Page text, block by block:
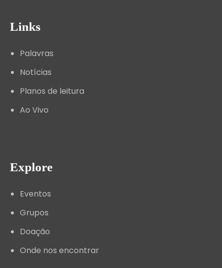
Links
Palavras
Notícias
Planos de leitura
Ao Vivo
Explore
Eventos
Grupos
Doação
Onde nos encontrar